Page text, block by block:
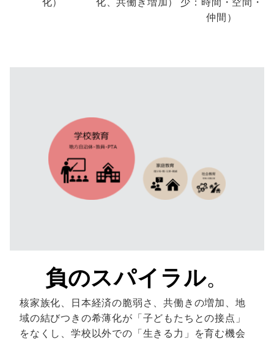
仲間）
負のスパイラル。
核家族化、日本経済の脆弱さ、共働きの増加、地
域の結びつきの希薄化が「子どもたちとの接点」
をなくし、学校以外での「生きる力」を育む機会